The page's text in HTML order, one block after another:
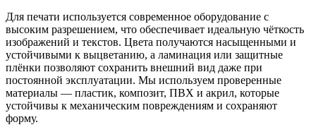
Для печати используется современное оборудование с
высоким разрешением, что обеспечивает идеальную чёткость
изображений и текстов. Цвета получаются насыщенными и
устойчивыми к выцветанию, а ламинация или защитные
плёнки позволяют сохранить внешний вид даже при
постоянной эксплуатации. Мы используем проверенные
материалы — пластик, композит, ПВХ и акрил, которые
устойчивы к механическим повреждениям и сохраняют
форму.